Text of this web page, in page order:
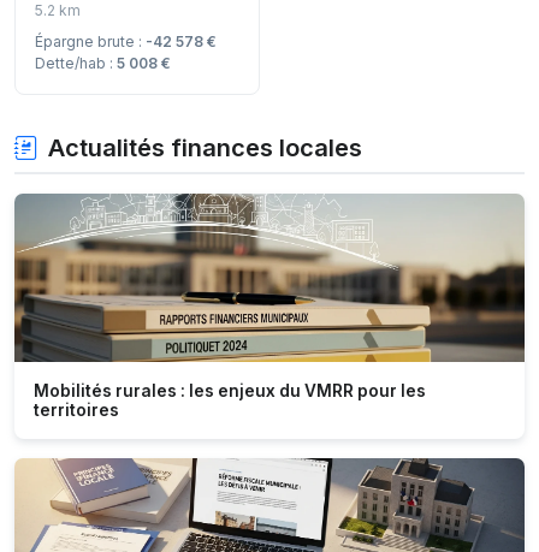
5.2 km
Épargne brute : -42 578 €
Dette/hab : 5 008 €
Actualités finances locales
Mobilités rurales : les enjeux du VMRR pour les
territoires